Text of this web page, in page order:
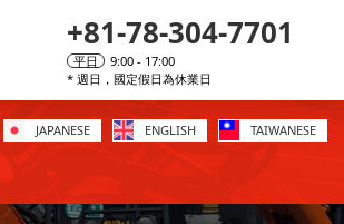
+81-78-304-7701
平日
9:00 - 17:00
* 週日，國定假日為休業日
JAPANESE ENGLISH TAIWANESE